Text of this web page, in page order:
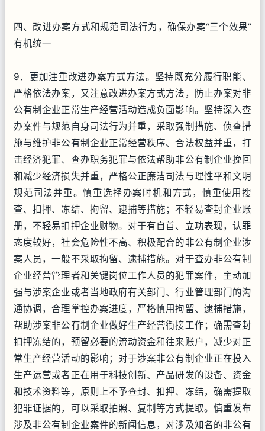
四、改进办案方式和规范司法行为，确保办案“三个效果”
有机统一
9．更加注重改进办案方式方法。坚持既充分履行职能、
严格依法办案，又注意改进办案方式方法，防止办案对非
公有制企业正常生产经营活动造成负面影响。坚持深入查
办案件与规范自身司法行为并重，采取强制措施、侦查措
施与维护非公有制企业正常经营秩序、合法权益并重，打
击经济犯罪、查办职务犯罪与依法帮助非公有制企业挽回
和减少经济损失并重，严格公正廉洁司法与理性平和文明
规范司法并重。慎重选择办案时机和方式，慎重使用搜
查、扣押、冻结、拘留、逮捕等措施；不轻易查封企业账
册，不轻易扣押企业财物。对于有自首、立功表现，认罪
态度较好，社会危险性不高、积极配合的非公有制企业涉
案人员，一般不采取拘留、逮捕措施。对于查办非公有制
企业经营管理者和关键岗位工作人员的犯罪案件，主动加
强与涉案企业或者当地政府有关部门、行业管理部门的沟
通协调，合理掌控办案进度，严格慎用拘留、逮捕措施，
帮助涉案非公有制企业做好生产经营衔接工作；确需查封
扣押冻结的，预留必要的流动资金和往来账户，减少对正
常生产经营活动的影响；对于涉案非公有制企业正在投入
生产运营或者正在用于科技创新、产品研发的设备、资金
和技术资料等，原则上不予查封、扣押、冻结，确需提取
犯罪证据的，可以采取拍照、复制等方式提取。慎重发布
涉及非公有制企业案件的新闻信息，对涉及知名的非公有